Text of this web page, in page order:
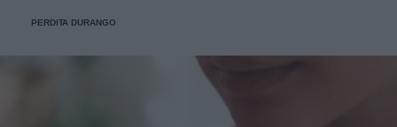
PERDITA DURANGO